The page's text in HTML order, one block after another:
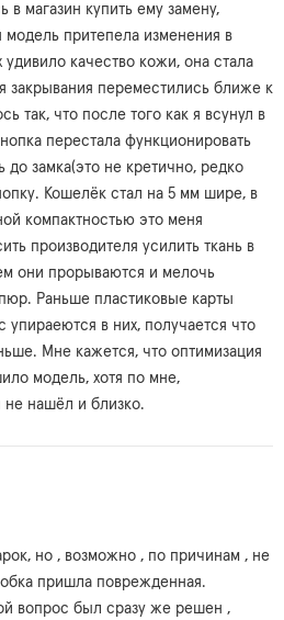
в магазин купить ему замену,
притепела изменения в
качество кожи, она стала
закрывания переместились ближе к
так, что после того как я всунул в
перестала функционировать
до замка(это не кретично, редко
Кошелёк стал на 5 мм шире, в
компактностью это меня
производителя усилить ткань в
они прорываются и мелочь
Раньше пластиковые карты
упираеются в них, получается что
Мне кажется, что оптимизация
модель, хотя по мне,
не нашёл и близко.
но , возможно , по причинам , не
пришла поврежденная.
вопрос был сразу же решен ,